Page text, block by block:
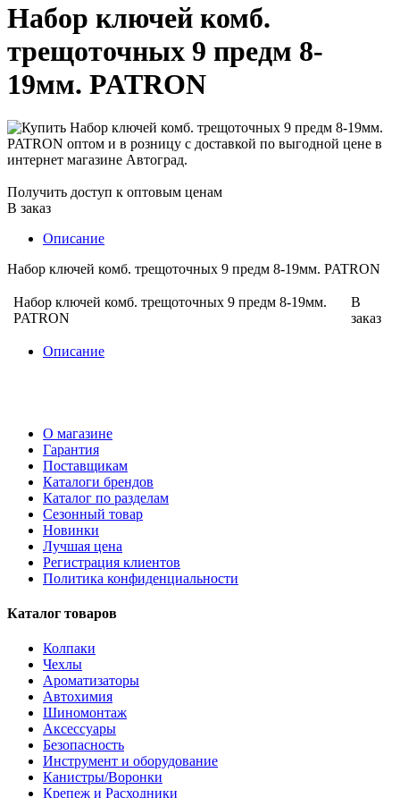
Набор ключей комб.
трещоточных 9 предм 8-
19мм. PATRON
Получить доступ к оптовым ценам
В заказ
Описание
Набор ключей комб. трещоточных 9 предм 8-19мм. PATRON
Набор ключей комб. трещоточных 9 предм 8-19мм.
PATRON
В
заказ
Описание
О магазине
Гарантия
Поставщикам
Каталоги брендов
Каталог по разделам
Сезонный товар
Новинки
Лучшая цена
Регистрация клиентов
Политика конфиденциальности
Каталог товаров
Колпаки
Чехлы
Ароматизаторы
Автохимия
Шиномонтаж
Аксессуары
Безопасность
Инструмент и оборудование
Канистры/Воронки
Крепеж и Расходники